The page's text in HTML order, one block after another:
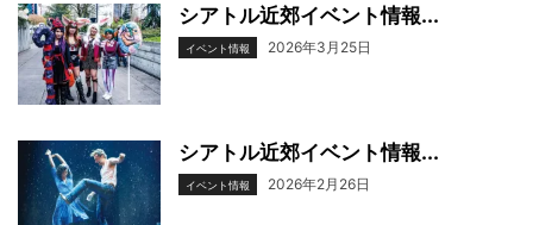
シアトル近郊イベント情報...
イベント情報 2026年3月25日
シアトル近郊イベント情報...
イベント情報 2026年2月26日